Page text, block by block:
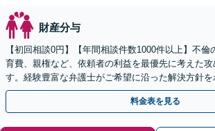
財産分与
【初回相談0円】【年間相談件数1000件以上】不倫
育費、親権など、依頼者の利益を最優先に考えた攻
す。経験豊富な弁護士がご希望に沿った解決方針
案します。お気軽にお問合せ下さい。
料金表を見る